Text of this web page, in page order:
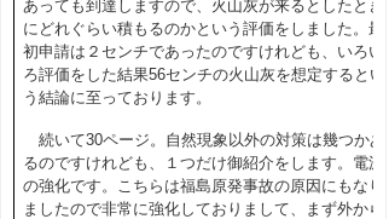
あっても到達しますので、火山灰が来るとしたとき
にどれぐらい積もるのかという評価をしました。最
初申請は２センチであったのですけれども、いろい
ろ評価をした結果56センチの火山灰を想定するとい
う結論に至っております。
続いて30ページ。自然現象以外の対策は幾つかあ
るのですけれども、１つだけ御紹介をします。電源
の強化です。こちらは福島原発事故の原因にもなり
ましたので非常に強化しておりまして、まず外から